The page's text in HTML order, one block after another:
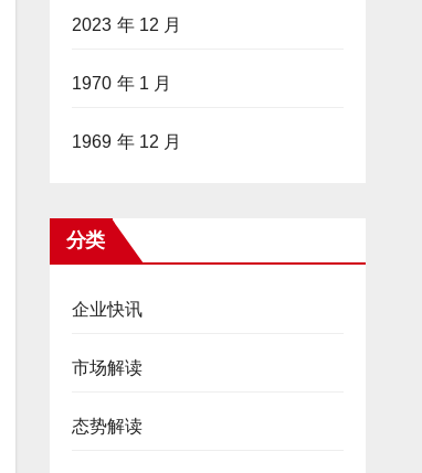
2023 年 12 月
1970 年 1 月
1969 年 12 月
分类
企业快讯
市场解读
态势解读